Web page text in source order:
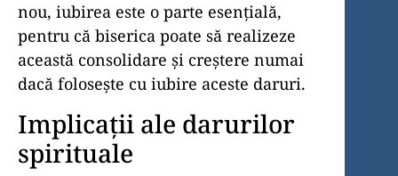
nou, iubirea este o parte esenţială,
pentru că biserica poate să realizeze
această consolidare şi creştere numai
dacă foloseşte cu iubire aceste daruri.
Implicaţii ale darurilor
spirituale